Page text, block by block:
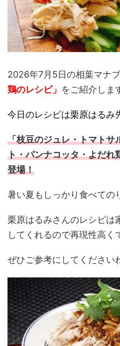
2026年7月5日の相葉マナ
鶏のレシピ」 をご紹介しま
今日のレシピは栗原はるみ
「枝豆のジュレ・トマトサ
ト・パンナコッタ・よだれ
登場！
暑い夏もしっかり食べての
栗原はるみさんのレシピは
してくれるので再現性高く
ぜひご参考にしてください